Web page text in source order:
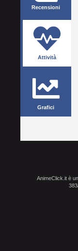
Recensioni
Attività
Grafici
AnimeClick.it è